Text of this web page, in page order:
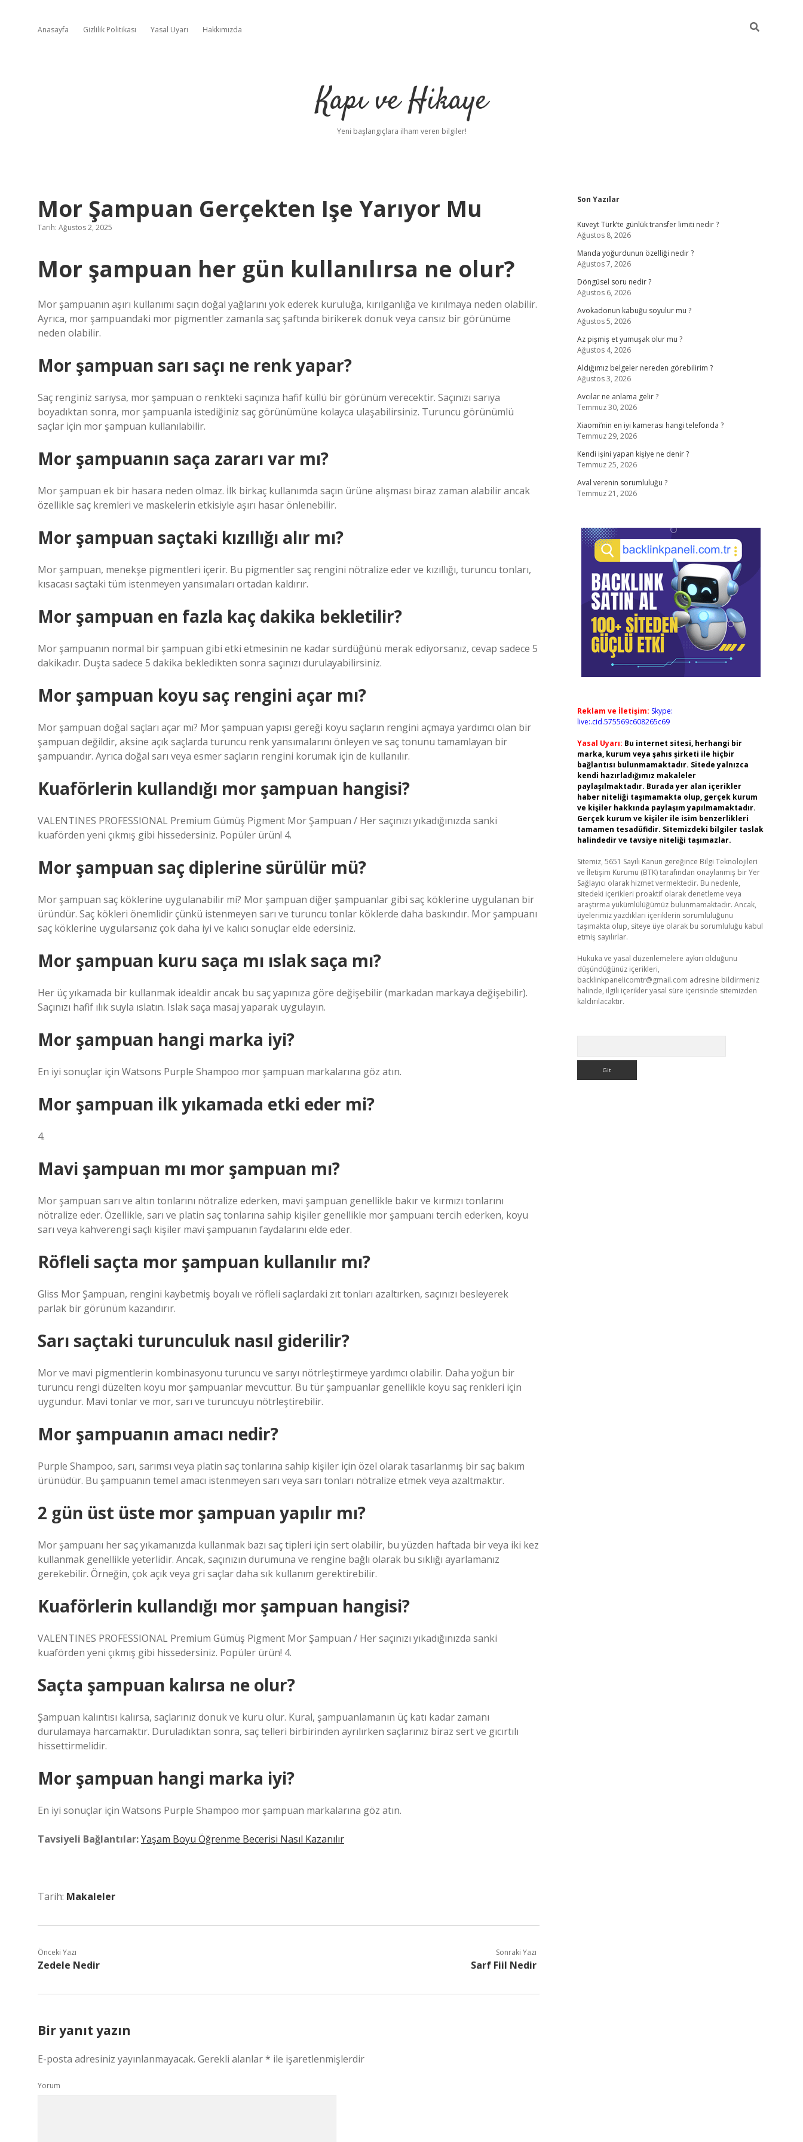
Anasayfa Gizlilik Politikası Yasal Uyarı Hakkımızda
Kapı ve Hikaye
Yeni başlangıçlara ilham veren bilgiler!
Mor Şampuan Gerçekten Işe Yarıyor Mu
Tarih: Ağustos 2, 2025
Mor şampuan her gün kullanılırsa ne olur?
Mor şampuanın aşırı kullanımı saçın doğal yağlarını yok ederek kuruluğa, kırılganlığa ve kırılmaya neden olabilir.
Ayrıca, mor şampuandaki mor pigmentler zamanla saç şaftında birikerek donuk veya cansız bir görünüme
neden olabilir.
Mor şampuan sarı saçı ne renk yapar?
Saç renginiz sarıysa, mor şampuan o renkteki saçınıza hafif küllü bir görünüm verecektir. Saçınızı sarıya
boyadıktan sonra, mor şampuanla istediğiniz saç görünümüne kolayca ulaşabilirsiniz. Turuncu görünümlü
saçlar için mor şampuan kullanılabilir.
Mor şampuanın saça zararı var mı?
Mor şampuan ek bir hasara neden olmaz. İlk birkaç kullanımda saçın ürüne alışması biraz zaman alabilir ancak
özellikle saç kremleri ve maskelerin etkisiyle aşırı hasar önlenebilir.
Mor şampuan saçtaki kızıllığı alır mı?
Mor şampuan, menekşe pigmentleri içerir. Bu pigmentler saç rengini nötralize eder ve kızıllığı, turuncu tonları,
kısacası saçtaki tüm istenmeyen yansımaları ortadan kaldırır.
Mor şampuan en fazla kaç dakika bekletilir?
Mor şampuanın normal bir şampuan gibi etki etmesinin ne kadar sürdüğünü merak ediyorsanız, cevap sadece 5
dakikadır. Duşta sadece 5 dakika bekledikten sonra saçınızı durulayabilirsiniz.
Mor şampuan koyu saç rengini açar mı?
Mor şampuan doğal saçları açar mı? Mor şampuan yapısı gereği koyu saçların rengini açmaya yardımcı olan bir
şampuan değildir, aksine açık saçlarda turuncu renk yansımalarını önleyen ve saç tonunu tamamlayan bir
şampuandır. Ayrıca doğal sarı veya esmer saçların rengini korumak için de kullanılır.
Kuaförlerin kullandığı mor şampuan hangisi?
VALENTINES PROFESSIONAL Premium Gümüş Pigment Mor Şampuan / Her saçınızı yıkadığınızda sanki
kuaförden yeni çıkmış gibi hissedersiniz. Popüler ürün! 4.
Mor şampuan saç diplerine sürülür mü?
Mor şampuan saç köklerine uygulanabilir mi? Mor şampuan diğer şampuanlar gibi saç köklerine uygulanan bir
üründür. Saç kökleri önemlidir çünkü istenmeyen sarı ve turuncu tonlar köklerde daha baskındır. Mor şampuanı
saç köklerine uygularsanız çok daha iyi ve kalıcı sonuçlar elde edersiniz.
Mor şampuan kuru saça mı ıslak saça mı?
Her üç yıkamada bir kullanmak idealdir ancak bu saç yapınıza göre değişebilir (markadan markaya değişebilir).
Saçınızı hafif ılık suyla ıslatın. Islak saça masaj yaparak uygulayın.
Mor şampuan hangi marka iyi?
En iyi sonuçlar için Watsons Purple Shampoo mor şampuan markalarına göz atın.
Mor şampuan ilk yıkamada etki eder mi?
4.
Mavi şampuan mı mor şampuan mı?
Mor şampuan sarı ve altın tonlarını nötralize ederken, mavi şampuan genellikle bakır ve kırmızı tonlarını
nötralize eder. Özellikle, sarı ve platin saç tonlarına sahip kişiler genellikle mor şampuanı tercih ederken, koyu
sarı veya kahverengi saçlı kişiler mavi şampuanın faydalarını elde eder.
Röfleli saçta mor şampuan kullanılır mı?
Gliss Mor Şampuan, rengini kaybetmiş boyalı ve röfleli saçlardaki zıt tonları azaltırken, saçınızı besleyerek
parlak bir görünüm kazandırır.
Sarı saçtaki turunculuk nasıl giderilir?
Mor ve mavi pigmentlerin kombinasyonu turuncu ve sarıyı nötrleştirmeye yardımcı olabilir. Daha yoğun bir
turuncu rengi düzelten koyu mor şampuanlar mevcuttur. Bu tür şampuanlar genellikle koyu saç renkleri için
uygundur. Mavi tonlar ve mor, sarı ve turuncuyu nötrleştirebilir.
Mor şampuanın amacı nedir?
Purple Shampoo, sarı, sarımsı veya platin saç tonlarına sahip kişiler için özel olarak tasarlanmış bir saç bakım
ürünüdür. Bu şampuanın temel amacı istenmeyen sarı veya sarı tonları nötralize etmek veya azaltmaktır.
2 gün üst üste mor şampuan yapılır mı?
Mor şampuanı her saç yıkamanızda kullanmak bazı saç tipleri için sert olabilir, bu yüzden haftada bir veya iki kez
kullanmak genellikle yeterlidir. Ancak, saçınızın durumuna ve rengine bağlı olarak bu sıklığı ayarlamanız
gerekebilir. Örneğin, çok açık veya gri saçlar daha sık kullanım gerektirebilir.
Kuaförlerin kullandığı mor şampuan hangisi?
VALENTINES PROFESSIONAL Premium Gümüş Pigment Mor Şampuan / Her saçınızı yıkadığınızda sanki
kuaförden yeni çıkmış gibi hissedersiniz. Popüler ürün! 4.
Saçta şampuan kalırsa ne olur?
Şampuan kalıntısı kalırsa, saçlarınız donuk ve kuru olur. Kural, şampuanlamanın üç katı kadar zamanı
durulamaya harcamaktır. Duruladıktan sonra, saç telleri birbirinden ayrılırken saçlarınız biraz sert ve gıcırtılı
hissettirmelidir.
Mor şampuan hangi marka iyi?
En iyi sonuçlar için Watsons Purple Shampoo mor şampuan markalarına göz atın.
Tavsiyeli Bağlantılar:Yaşam Boyu Öğrenme Becerisi Nasıl Kazanılır
Tarih: Makaleler
Önceki Yazı
Zedele Nedir
Sonraki Yazı
Sarf Fiil Nedir
Bir yanıt yazın
E-posta adresiniz yayınlanmayacak. Gerekli alanlar* ile işaretlenmişlerdir
Yorum
Sidebar
Son Yazılar
Kuveyt Türk’te günlük transfer limiti nedir ?
Ağustos 8, 2026
Manda yoğurdunun özelliği nedir ?
Ağustos 7, 2026
Döngüsel soru nedir ?
Ağustos 6, 2026
Avokadonun kabuğu soyulur mu ?
Ağustos 5, 2026
Az pişmiş et yumuşak olur mu ?
Ağustos 4, 2026
Aldığımız belgeler nereden görebilirim ?
Ağustos 3, 2026
Avcılar ne anlama gelir ?
Temmuz 30, 2026
Xiaomi’nin en iyi kamerası hangi telefonda ?
Temmuz 29, 2026
Kendi işini yapan kişiye ne denir ?
Temmuz 25, 2026
Aval verenin sorumluluğu ?
Temmuz 21, 2026
Reklam ve İletişim: Skype:
live:.cid.575569c608265c69
Yasal Uyarı: Bu internet sitesi, herhangi bir
marka, kurum veya şahıs şirketi ile hiçbir
bağlantısı bulunmamaktadır. Sitede yalnızca
kendi hazırladığımız makaleler
paylaşılmaktadır. Burada yer alan içerikler
haber niteliği taşımamakta olup, gerçek kurum
ve kişiler hakkında paylaşım yapılmamaktadır.
Gerçek kurum ve kişiler ile isim benzerlikleri
tamamen tesadüfidir. Sitemizdeki bilgiler taslak
halindedir ve tavsiye niteliği taşımazlar.
Sitemiz, 5651 Sayılı Kanun gereğince Bilgi Teknolojileri
ve İletişim Kurumu (BTK) tarafından onaylanmış bir Yer
Sağlayıcı olarak hizmet vermektedir. Bu nedenle,
sitedeki içerikleri proaktif olarak denetleme veya
araştırma yükümlülüğümüz bulunmamaktadır. Ancak,
üyelerimiz yazdıkları içeriklerin sorumluluğunu
taşımakta olup, siteye üye olarak bu sorumluluğu kabul
etmiş sayılırlar.
Hukuka ve yasal düzenlemelere aykırı olduğunu
düşündüğünüz içerikleri,
backlinkpanelicomtr@gmail.com adresine bildirmeniz
halinde, ilgili içerikler yasal süre içerisinde sitemizden
kaldırılacaktır.